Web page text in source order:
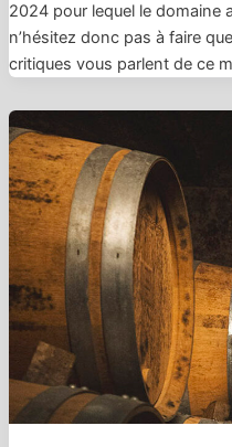
2024 pour lequel le domaine
n’hésitez donc pas à faire
critiques vous parlent de ce